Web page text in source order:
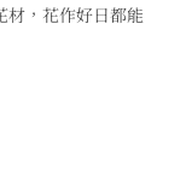
材，花作好日都能